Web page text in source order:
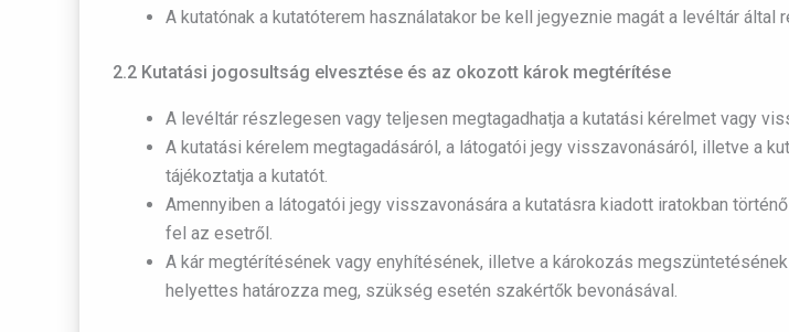
A kutatónak a kutatóterem használatakor be kell jegyeznie magát a levéltár
2.2 Kutatási jogosultság elvesztése és az okozott károk megtérítése
A levéltár részlegesen vagy teljesen megtagadhatja a kutatási kérelmet vagy
A kutatási kérelem megtagadásáról, a látogatói jegy visszavonásáról, illetve a
tájékoztatja a kutatót.
Amennyiben a látogatói jegy visszavonására a kutatásra kiadott iratokban
fel az esetről.
A kár megtérítésének vagy enyhítésének, illetve a károkozás
helyettes határozza meg, szükség esetén szakértők bevonásával.